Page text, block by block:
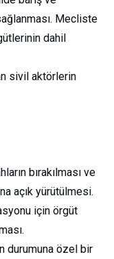
Mecliste
dahil
sivil aktörlerin
bırakılması ve
açık yürütülmesi.
için örgüt
durumuna özel bir